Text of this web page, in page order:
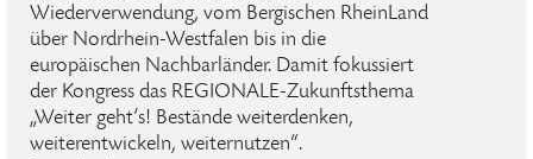
Wiederverwendung, vom Bergischen RheinLand
über Nordrhein-Westfalen bis in die
europäischen Nachbarländer. Damit fokussiert
der Kongress das REGIONALE-Zukunftsthema
„Weiter geht’s! Bestände weiterdenken,
weiterentwickeln, weiternutzen“.